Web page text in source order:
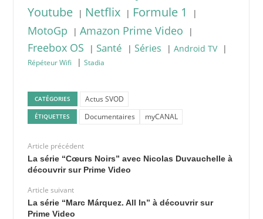
Youtube | Netflix | Formule 1 |
MotoGp | Amazon Prime Video |
Freebox OS | Santé | Séries | Android TV |
Répéteur Wifi | Stadia
CATÉGORIES Actus SVOD
ÉTIQUETTES Documentaires myCANAL
Article précédent
La série “Cœurs Noirs” avec Nicolas Duvauchelle à
découvrir sur Prime Video
Article suivant
La série “Marc Márquez. All In” à découvrir sur
Prime Video